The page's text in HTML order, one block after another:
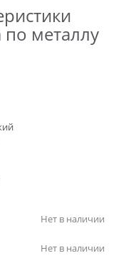
по металлу
Нет в наличии
Нет в наличии